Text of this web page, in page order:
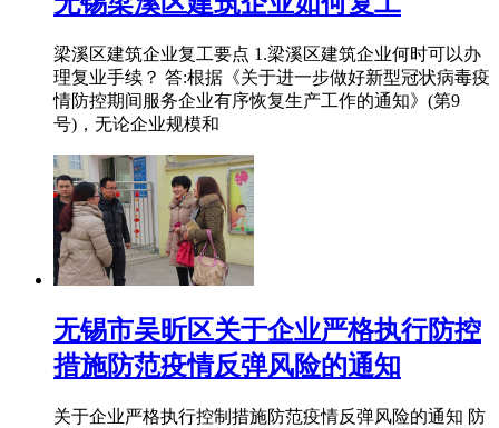
梁溪区建筑企业复工要点 1.梁溪区建筑企业何时可以办
理复业手续？ 答:根据《关于进一步做好新型冠状病毒疫
情防控期间服务企业有序恢复生产工作的通知》(第9
号)，无论企业规模和
无锡市吴昕区关于企业严格执行防控
措施防范疫情反弹风险的通知
关于企业严格执行控制措施防范疫情反弹风险的通知 防